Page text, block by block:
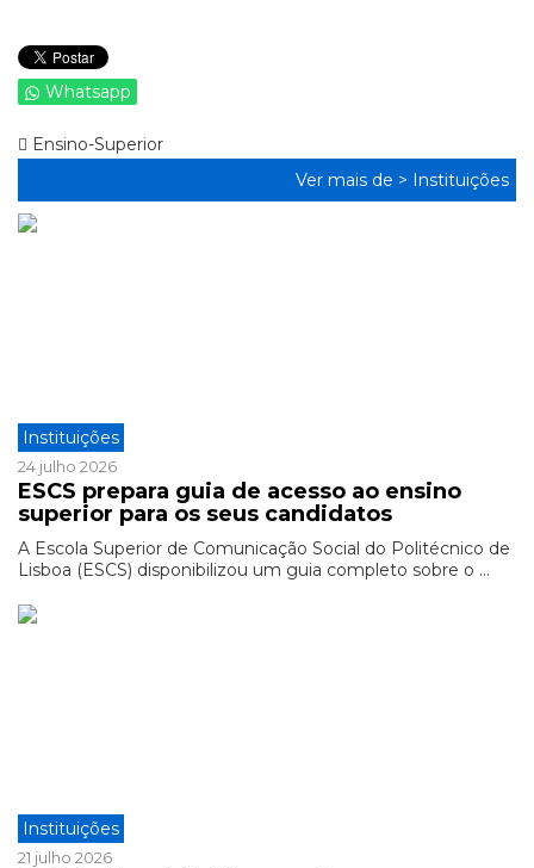
Whatsapp
Ensino-Superior
Ver mais de > Instituições
Instituições
24 julho 2026
ESCS prepara guia de acesso ao ensino
superior para os seus candidatos
A Escola Superior de Comunicação Social do Politécnico de
Lisboa (ESCS) disponibilizou um guia completo sobre o ...
Instituições
21 julho 2026